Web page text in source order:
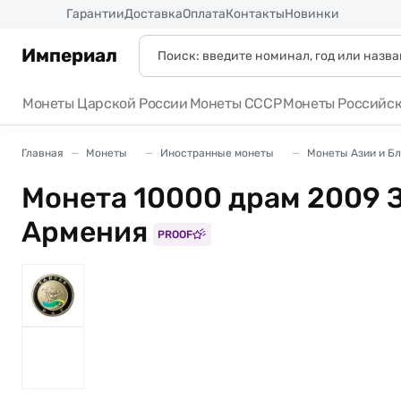
ГарантииДоставкаОплатаКонтактыНовинки
Империал
Монеты Царской России Монеты СССРМонеты
Главная Монеты Иностранные монеты Монеты Азии и
Монета 10000 драм 2009
Армения
PROOF